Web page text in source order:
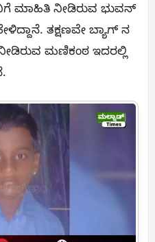
ಮಾಹಿತಿ ನೀಡಿರುವ ಭುವನ್
ತಕ್ಷಣವೇ ಬ್ಯಾಗ್ ನ
ಮಣಿಕಂಠ ಇದರಲ್ಲಿ